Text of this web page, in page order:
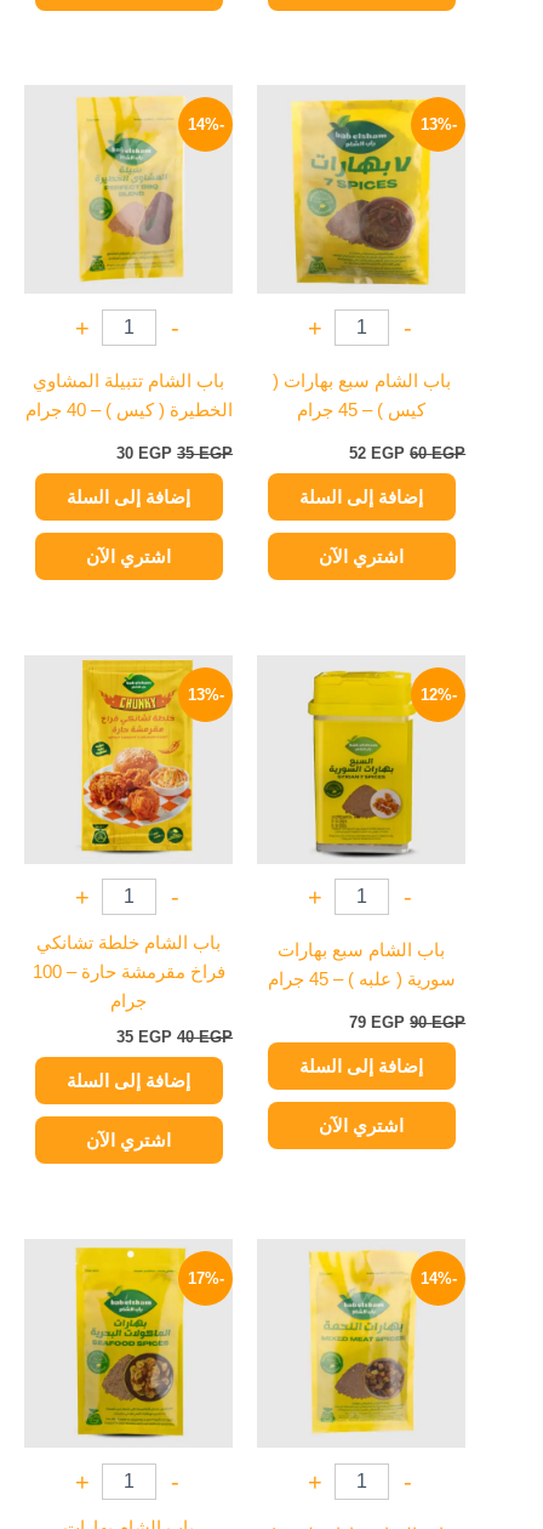
-13%
-
+
باب الشام سبع بهارات (
كيس ) – 45 جرام
60EGP
الأصلي
هو:
60 EGP.
52 EGP
الحالي
هو:
52 EGP.
إضافة إلى السلة
اشتري الآن
-14%
-
+
باب الشام تتبيلة المشاوي
الخطيرة ( كيس ) – 40 جرام
35EGP
السعر
الأصلي
هو:
35 EGP.
30 EGP
السعر
الحالي
هو:
30 EGP.
إضافة إلى السلة
اشتري الآن
-12%
-
+
باب الشام سبع بهارات
سورية ( علبه ) – 45 جرام
90EGP
الأصلي
هو:
90 EGP.
79 EGP
الحالي
79 EGP.
إضافة إلى السلة
اشتري الآن
-13%
-
+
باب الشام خلطة تشانكي
فراخ مقرمشة حارة – 100
جرام
40EGP
السعر
الأصلي
هو:
40 EGP.
35 EGP
السعر
هو:
35 EGP.
إضافة إلى السلة
اشتري الآن
-14%
-
+
السعر
الأصلي
هو:
64 EGP.
السعر
الحالي
هو:
55 EGP.
-17%
-
+
السعر
الأصلي
هو:
30 EGP.
السعر
الحالي
هو:
25 EGP.